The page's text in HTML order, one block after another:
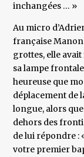
inchangées … »
Au micro
française
grottes, elle
sa lampe
heureuse que
déplacement de
longue, alors
dehors des
de lui répondre :
votre premier